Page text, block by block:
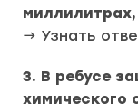
→ Узнать
3. В ребусе
химического